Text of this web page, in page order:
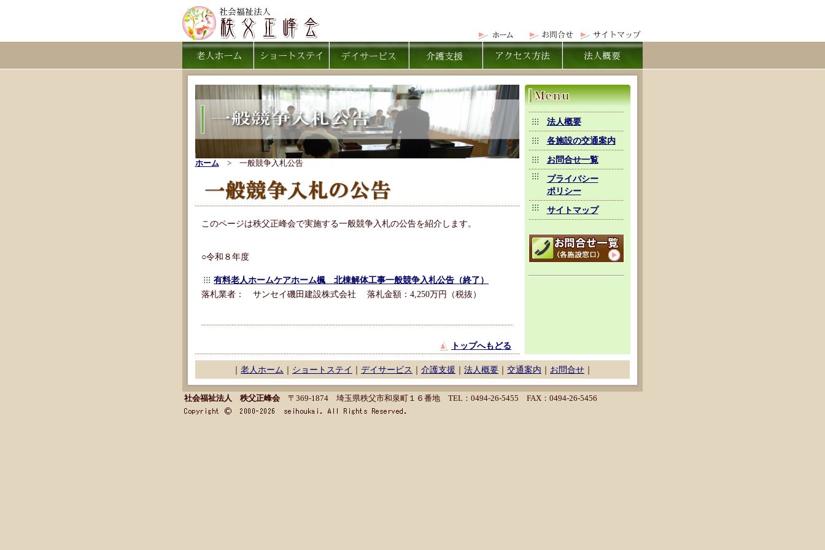
ホーム> 一般競争入札公告
このページは秩父正峰会で実施する一般競争入札の公告を紹介します。
○令和８年度
有料老人ホームケアホーム楓 北棟解体工事一般競争入札公告（終了）
落札業者： サンセイ磯田建設株式会社 落札金額：4,250万円（税抜）
トップへもどる
法人概要
各施設の交通案内
お問合せ一覧
プライバシー
ポリシー
サイトマップ
｜ 老人ホーム ｜ ショートステイ ｜ デイサービス ｜ 介護支援 ｜ 法人概要 ｜ 交通案内 ｜ お問合せ ｜
社会福祉法人 秩父正峰会 〒369-1874 埼玉県秩父市和泉町１６番地 TEL：0494-26-5455 FAX：0494-26-5456